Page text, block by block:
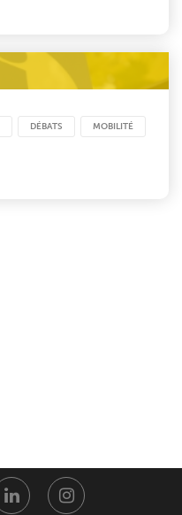
DÉBATS MOBILITÉ